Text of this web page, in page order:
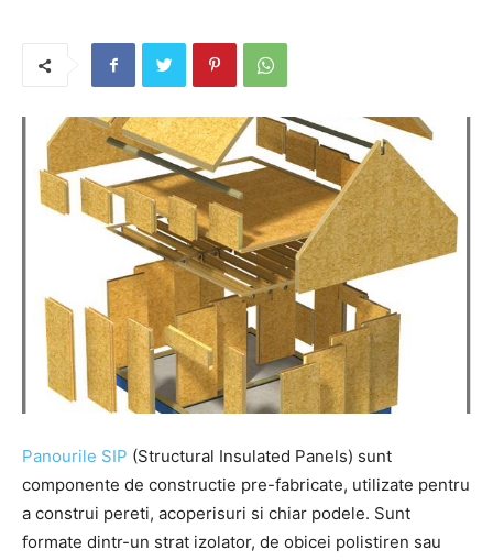
Panourile SIP (Structural Insulated Panels) sunt
componente de constructie pre-fabricate, utilizate pentru
a construi pereti, acoperisuri si chiar podele. Sunt
formate dintr-un strat izolator, de obicei polistiren sau